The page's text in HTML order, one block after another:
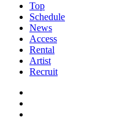
Top
Schedule
News
Access
Rental
Artist
Recruit